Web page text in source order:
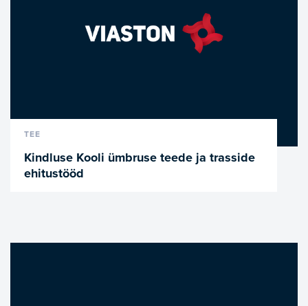
TEE
Kindluse Kooli ümbruse teede ja trasside
ehitustööd